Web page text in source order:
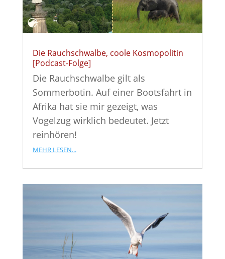
Die Rauchschwalbe, coole Kosmopolitin
[Podcast-Folge]
Die Rauchschwalbe gilt als
Sommerbotin. Auf einer Bootsfahrt in
Afrika hat sie mir gezeigt, was
Vogelzug wirklich bedeutet. Jetzt
reinhören!
mehr lesen...